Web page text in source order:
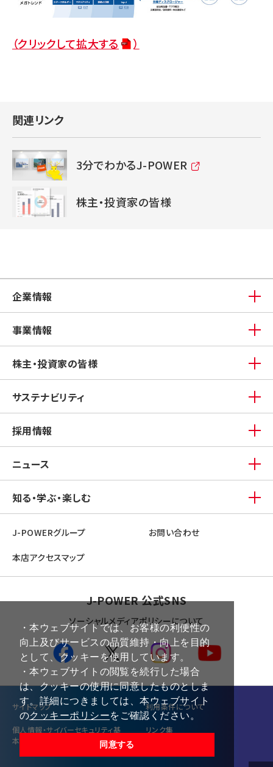
・本ウェブサイトでは、お客様の利便性の
向上及びサービスの品質維持・向上を目的
として、クッキーを使用しています。
・本ウェブサイトの閲覧を続行した場合
は、クッキーの使用に同意したものとしま
す。詳細につきましては、本ウェブサイト
のクッキーポリシーをご確認ください。
同意する
（クリックして拡大する ）
関連リンク
3分でわかるJ-POWER
株主・投資家の皆様
企業情報
事業情報
株主・投資家の皆様
サステナビリティ
採用情報
ニュース
知る・学ぶ・楽しむ
J-POWERグループ お問い合わせ
本店アクセスマップ
J-POWER 公式SNS
ソーシャルメディアポリシーについて
サイトマップ 利⽤条件について
個⼈情報・サイバーセキュリティ基
本方針
リンク集